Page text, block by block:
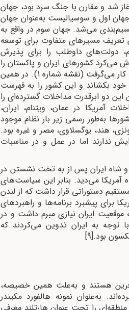
شد و مقارن با جنگ سرد بود، جهان
اول و سوسیالیست به‌عنوان جهان
می‌شد. جهان سوم در واقع به
تعریف مسیرهای متفاوت برای توسعه
دولت‌های داوطلب را برای پذیرش
می‌کرد کشورهای ایران و پاکستان را
با خود همراه کند و شوروی همین استراتژی را برای افغانستان و عراق به کار می‌گرفت (نقشه شماره 1). در همین
خود بکشاند و این کشور را به فهرست
دو ابرقدرت مداخلات گسترده‌ای را
آمریکا در عمان، ویتنام، ایران،
به‌طور رسمی زیر بار نظام موجود
هند، یوگسلاوی، مصر و غیره بود.
ندارند اما در عمل و در مناسبات
و شاه ایران پس از به تخت نشستن در
آمریکا می‌دید. بنابر این سیاست‌های
دستوراتی قرار داشت که از لندن
پیشبرد برنامه‌ها و راهبردهای
ایران نیازی مبرم داشت و در
توجه به ایران تدوین می‌کردند که
بود.[9]
هستند و به‌علت همین خصیصه،
به‌عنوان نمونه هالفورد مکیندر